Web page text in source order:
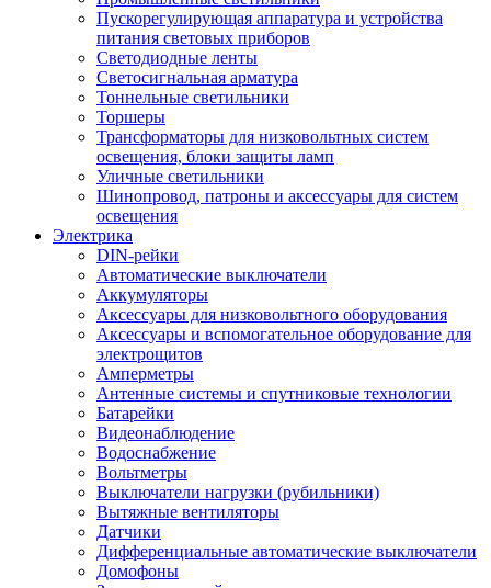
Пускорегулирующая аппаратура и устройства
питания световых приборов
Светодиодные ленты
Светосигнальная арматура
Тоннельные светильники
Торшеры
Трансформаторы для низковольтных систем
освещения, блоки защиты ламп
Уличные светильники
Шинопровод, патроны и аксессуары для систем
освещения
Электрика
DIN-рейки
Автоматические выключатели
Аккумуляторы
Аксессуары для низковольтного оборудования
Аксессуары и вспомогательное оборудование для
электрощитов
Амперметры
Антенные системы и спутниковые технологии
Батарейки
Видеонаблюдение
Водоснабжение
Вольтметры
Выключатели нагрузки (рубильники)
Вытяжные вентиляторы
Датчики
Дифференциальные автоматические выключатели
Домофоны